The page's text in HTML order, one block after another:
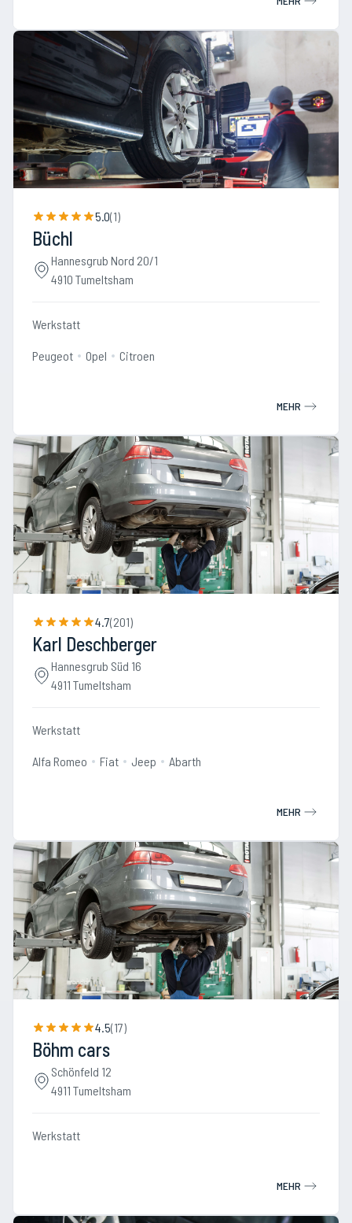
5.0(1)
Büchl
Hannesgrub Nord 20/1
4910 Tumeltsham
Werkstatt
Peugeot Opel Citroen
MEHR
4.7(201)
Karl Deschberger
Hannesgrub Süd 16
4911 Tumeltsham
Werkstatt
Alfa Romeo Fiat Jeep Abarth
MEHR
4.5(17)
Böhm cars
Schönfeld 12
4911 Tumeltsham
Werkstatt
MEHR